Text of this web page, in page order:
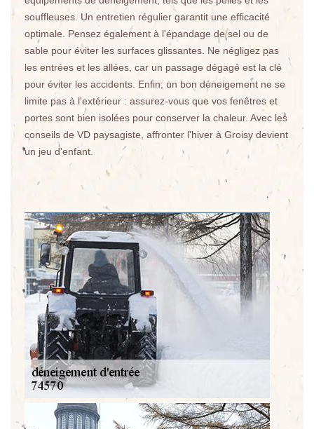
souffleuses. Un entretien régulier garantit une efficacité
optimale. Pensez également à l'épandage de sel ou de
sable pour éviter les surfaces glissantes. Ne négligez pas
les entrées et les allées, car un passage dégagé est la clé
pour éviter les accidents. Enfin, un bon déneigement ne se
limite pas à l'extérieur : assurez-vous que vos fenêtres et
portes sont bien isolées pour conserver la chaleur. Avec les
conseils de VD paysagiste, affronter l'hiver à Groisy devient
un jeu d'enfant.